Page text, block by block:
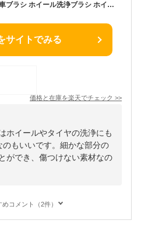
ホイール ブラシ 5本 セット 洗車ブラシ ホイール洗浄ブラシ ホイール用ブラシ 洗車用ブラシ ディティール タイヤクリーナー タイヤ ディテール タイヤブラシ ホイールブラシ カーウォッシュ ディテールブラシ 洗車道具セット 洗車用品 洗車グッズ ガラコート 車 バイク
サイトでみる
価格と在庫を楽天でチェック >>
ホイールやタイヤの洗浄にも
もいいです。細かな部分の
ができ、傷つけない素材なの
コメント（2件）